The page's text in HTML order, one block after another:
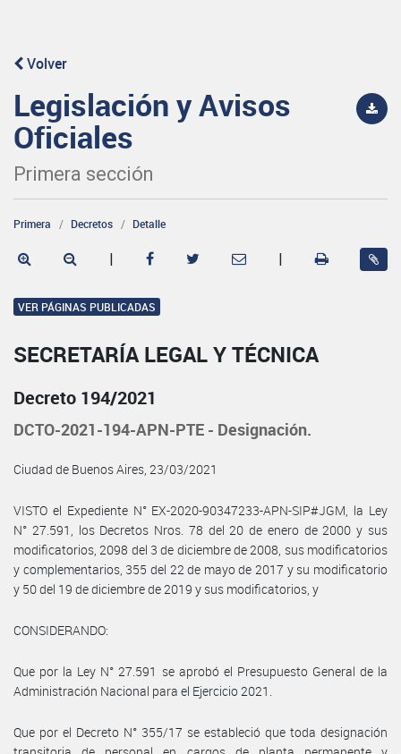
Volver
Legislación y Avisos
Oficiales
Primera sección
Primera Decretos Detalle
| |
VER PÁGINAS PUBLICADAS
SECRETARÍA LEGAL Y TÉCNICA
Decreto 194/2021
DCTO-2021-194-APN-PTE - Designación.
Ciudad de Buenos Aires, 23/03/2021
VISTO el Expediente N° EX-2020-90347233-APN-SIP#JGM, la Ley
N° 27.591, los Decretos Nros. 78 del 20 de enero de 2000 y sus
modificatorios, 2098 del 3 de diciembre de 2008, sus modificatorios
y complementarios, 355 del 22 de mayo de 2017 y su modificatorio
y 50 del 19 de diciembre de 2019 y sus modificatorios, y
CONSIDERANDO:
Que por la Ley N° 27.591 se aprobó el Presupuesto General de la
Administración Nacional para el Ejercicio 2021.
Que por el Decreto N° 355/17 se estableció que toda designación